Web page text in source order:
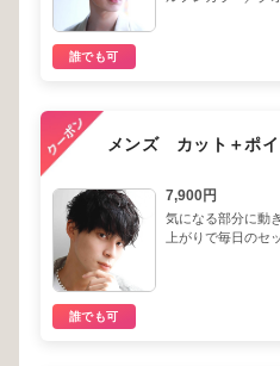
誰でも可
メンズ カット＋ポイ
7,900円
気になる部分に動
上がりで毎日の
誰でも可